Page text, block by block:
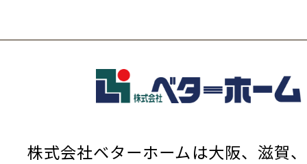
株式会社ベターホームは大阪、滋賀